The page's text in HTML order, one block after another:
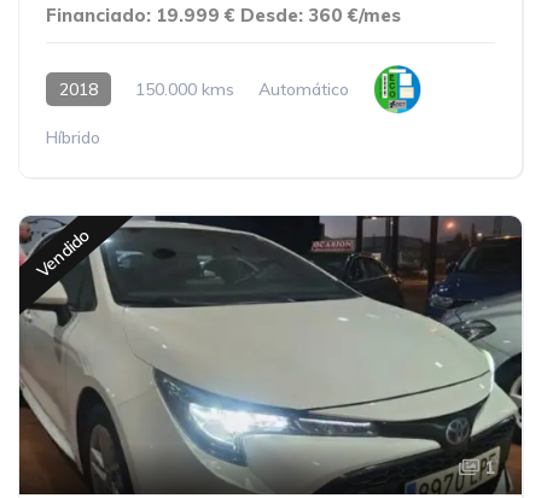
Financiado: 19.999 € Desde: 360 €/mes
2018 150.000 kms Automático
Híbrido
Vendido
1